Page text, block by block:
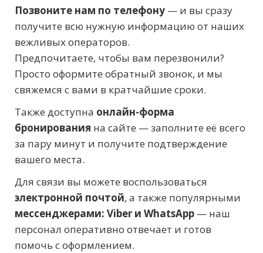
Позвоните нам по телефону — и вы сразу
получите всю нужную информацию от наших
вежливых операторов.
Предпочитаете, чтобы вам перезвонили?
Просто оформите обратный звонок, и мы
свяжемся с вами в кратчайшие сроки.
Также доступна онлайн-форма
бронирования на сайте — заполните её всего
за пару минут и получите подтверждение
вашего места.
Для связи вы можете воспользоваться
электронной почтой, а также популярными
мессенджерами: Viber и WhatsApp — наш
персонал оперативно отвечает и готов
помочь с оформлением.